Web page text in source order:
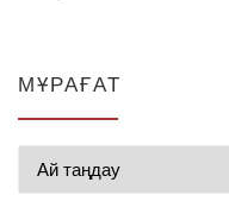
МҰРАҒАТ